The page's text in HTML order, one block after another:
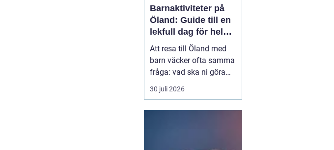
Barnaktiviteter på
Öland: Guide till en
lekfull dag för hela
familjen
Att resa till Öland med
barn väcker ofta samma
fråga: vad ska ni göra
för att alla ska trivas,
oavsett ålder och
30 juli 2026